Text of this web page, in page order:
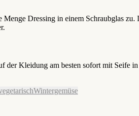
Menge Dressing in einem Schraubglas
der Kleidung am besten sofort mit Seife
Wintergemüse